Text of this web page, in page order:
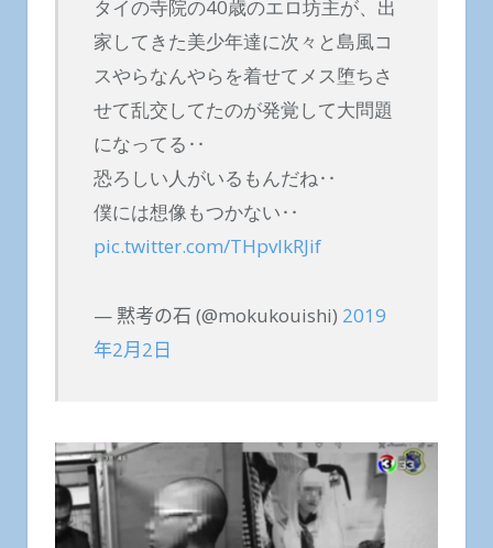
タイの寺院の40歳のエロ坊主が、出
家してきた美少年達に次々と島風コ
スやらなんやらを着せてメス堕ちさ
せて乱交してたのが発覚して大問題
になってる‥
恐ろしい人がいるもんだね‥
僕には想像もつかない‥
pic.twitter.com/THpvIkRJif
— 黙考の石 (@mokukouishi) 2019
年2月2日